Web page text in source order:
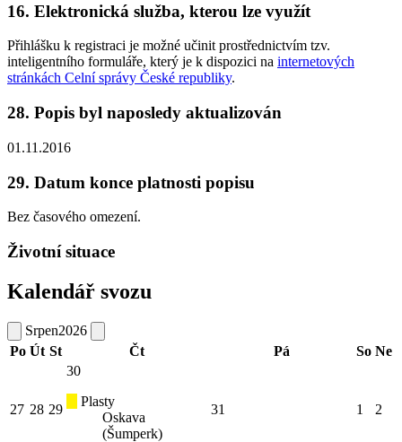
16. Elektronická služba, kterou lze využít
Přihlášku k registraci je možné učinit prostřednictvím tzv.
inteligentního formuláře, který je k dispozici na internetových
stránkách Celní správy České republiky.
28. Popis byl naposledy aktualizován
01.11.2016
29. Datum konce platnosti popisu
Bez časového omezení.
Životní situace
Kalendář svozu
Srpen2026
Po Út St Čt Pá So Ne
27 28 29
30
Plasty
Oskava
(Šumperk)
31 1 2